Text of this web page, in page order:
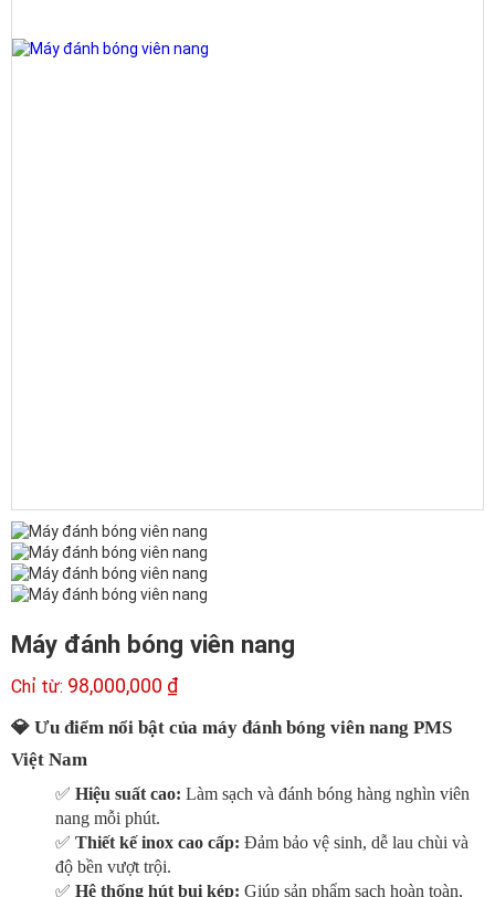
Máy đánh bóng viên nang
98,000,000 ₫
💎 Ưu điểm nổi bật của máy đánh bóng viên nang PMS
Việt Nam
✅ Hiệu suất cao: Làm sạch và đánh bóng hàng nghìn viên
nang mỗi phút.
✅ Thiết kế inox cao cấp: Đảm bảo vệ sinh, dễ lau chùi và
độ bền vượt trội.
✅ Hệ thống hút bụi kép: Giúp sản phẩm sạch hoàn toàn,